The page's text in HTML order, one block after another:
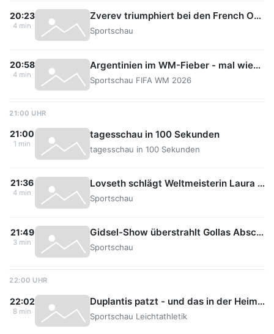
20:23
4 min
Zverev triumphiert bei den French Open
Sportschau
20:58
4 min
Argentinien im WM-Fieber - mal wieder
Sportschau FIFA WM 2026
21:00 UHR
21:00
1 min
tagesschau in 100 Sekunden
tagesschau in 100 Sekunden
21:36
4 min
Lovseth schlägt Weltmeisterin Laura Philipp
Sportschau
21:49
3 min
Gidsel-Show überstrahlt Gollas Abschied aus Flensburg
Sportschau
22:00 UHR
22:02
8 min
Duplantis patzt - und das in der Heimat
Sportschau Leichtathletik